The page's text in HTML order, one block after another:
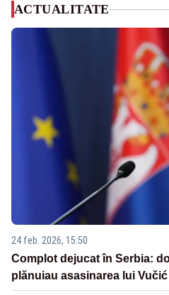
ACTUALITATE
24 feb. 2026, 15:50
Complot dejucat în Serbia:
plănuiau asasinarea lui Vučić